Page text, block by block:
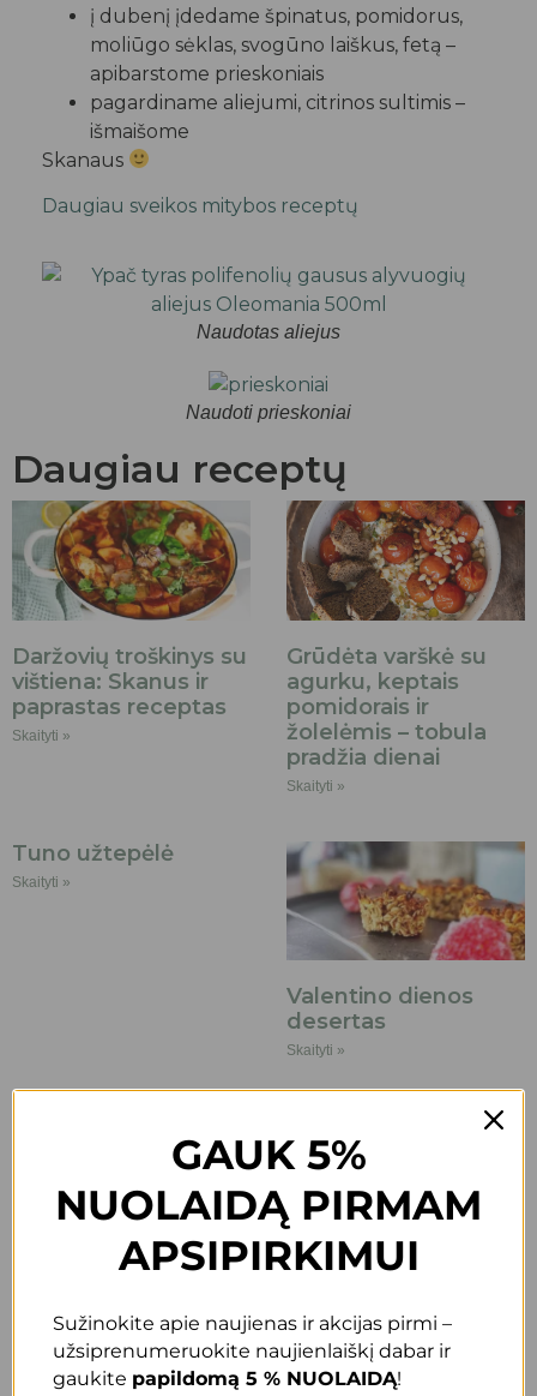
į dubenį įdedame špinatus, pomidorus,
moliūgo sėklas, svogūno laiškus, fetą –
apibarstome prieskoniais
pagardiname aliejumi, citrinos sultimis –
išmaišome
Skanaus
Daugiau sveikos mitybos receptų
Naudotas aliejus
Naudoti prieskoniai
Daugiau receptų
Daržovių troškinys su
vištiena: Skanus ir
paprastas receptas
Skaityti »
Grūdėta varškė su
agurku, keptais
pomidorais ir
žolelėmis – tobula
pradžia dienai
Skaityti »
Tuno užtepėlė
Skaityti »
Valentino dienos
desertas
Skaityti »
Kepti pomidorai su
sėklų pesto
Skaityti »
Cukinijų blynai
Skaityti »
GAUK 5%
NUOLAIDĄ PIRMAM
APSIPIRKIMUI
Sužinokite apie naujienas ir akcijas pirmi –
užsiprenumeruokite naujienlaiškį dabar ir
gaukite papildomą 5 % NUOLAIDĄ!